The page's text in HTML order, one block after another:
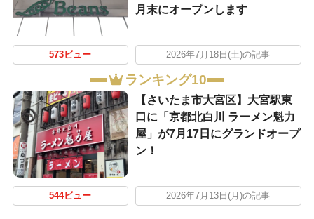
月末にオープンします
573ビュー 2026年7月18日(土)の記事
ランキング10
【さいたま市大宮区】大宮駅東
口に「京都北白川 ラーメン魁力
屋」が7月17日にグランドオープ
ン！
544ビュー 2026年7月13日(月)の記事